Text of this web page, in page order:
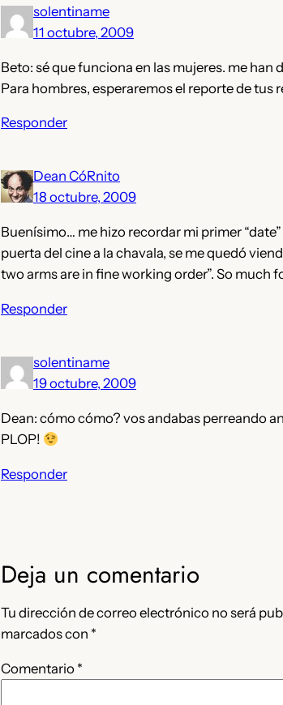
solentiname
11 octubre, 2009
Beto: sé que funciona en las mujeres. me han
Para hombres, esperaremos el reporte de tus
Responder
Dean CóRnito
18 octubre, 2009
Buenísimo… me hizo recordar mi primer
puerta del cine a la chavala, se me quedó
two arms are in fine working order”. So much
Responder
solentiname
19 octubre, 2009
Dean: cómo cómo? vos andabas perreando
PLOP!
Responder
Deja un comentario
Tu dirección de correo electrónico no será
marcados con *
Comentario *